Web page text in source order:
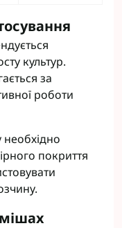
культур.
за
роботи
покриття